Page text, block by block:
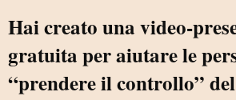
Hai creato una video-
gratuita per aiutare le
“prendere il controllo”